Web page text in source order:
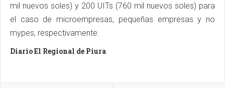
mil nuevos soles) y 200 UITs (760 mil nuevos soles) para
el caso de microempresas, pequeñas empresas y no
mypes, respectivamente.
Diario El Regional de Piura